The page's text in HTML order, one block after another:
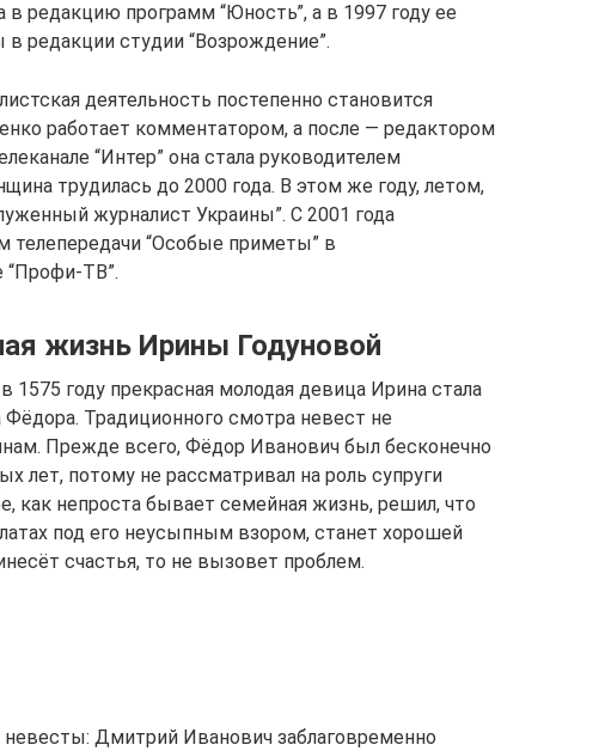
редакцию программ “Юность”, а в 1997 году ее
в редакции студии “Возрождение”.
деятельность постепенно становится
работает комментатором, а после — редактором
“Интер” она стала руководителем
трудилась до 2000 года. В этом же году, летом,
журналист Украины”. С 2001 года
телепередачи “Особые приметы” в
“Профи-ТВ”.
жизнь Ирины Годуновой
1575 году прекрасная молодая девица Ирина стала
Традиционного смотра невест не
Прежде всего, Фёдор Иванович был бесконечно
лет, потому не рассматривал на роль супруги
как непроста бывает семейная жизнь, решил, что
под его неусыпным взором, станет хорошей
счастья, то не вызовет проблем.
Дмитрий Иванович заблаговременно